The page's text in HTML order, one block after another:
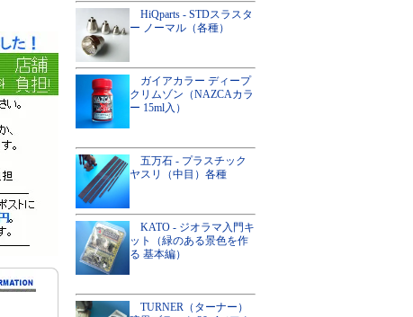
HiQparts - STDスラスタ
ー ノーマル（各種）
ガイアカラー ディープ
クリムゾン（NAZCAカラ
ー 15ml入）
五万石 - プラスチック
ヤスリ（中目）各種
KATO - ジオラマ入門キ
ット（緑のある景色を作
る 基本編）
TURNER（ターナー）